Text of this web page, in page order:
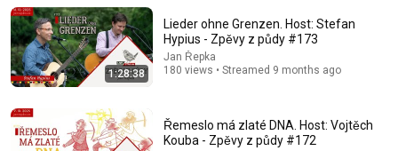
1970s French Retro Chanson | A Timeless Dream |
Chanson Aura • 458K views
1:28:38
Lieder ohne Grenzen. Host: Stefan
Hypius - Zpěvy z půdy #173
Jan Řepka
180 views • Streamed 9 months ago
Řemeslo má zlaté DNA. Host: Vojtěch
Kouba - Zpěvy z půdy #172